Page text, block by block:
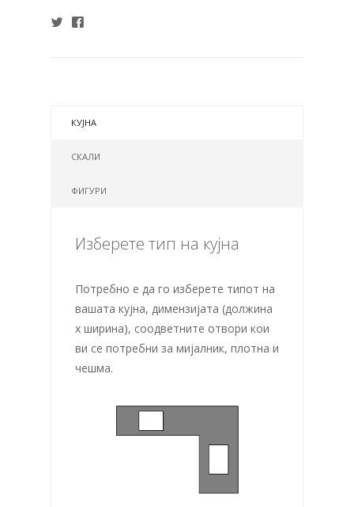
КУЈНА
СКАЛИ
ФИГУРИ
Изберете тип на кујна
Потребно е да го изберете типот на
вашата кујна, димензијата (должина
х ширина), соодветните отвори кои
ви се потребни за мијалник, плотна и
чешма.